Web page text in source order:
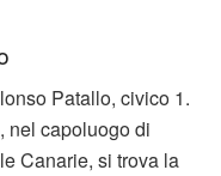
Patallo, civico 1.
nel capoluogo di
Canarie, si trova la